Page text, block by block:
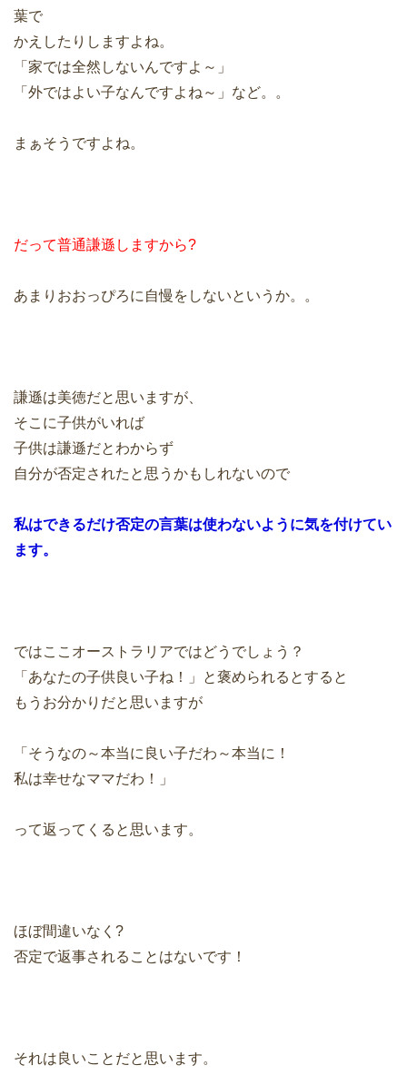
葉で
かえしたりしますよね。
「家では全然しないんですよ～」
「外ではよい子なんですよね～」など。。
まぁそうですよね。
だって普通謙遜しますから?
あまりおおっぴろに自慢をしないというか。。
謙遜は美徳だと思いますが、
そこに子供がいれば
子供は謙遜だとわからず
自分が否定されたと思うかもしれないので
私はできるだけ否定の言葉は使わないように気を付けてい
ます。
ではここオーストラリアではどうでしょう？
「あなたの子供良い子ね！」と褒められるとすると
もうお分かりだと思いますが
「そうなの～本当に良い子だわ～本当に！
私は幸せなママだわ！」
って返ってくると思います。
ほぼ間違いなく?
否定で返事されることはないです！
それは良いことだと思います。